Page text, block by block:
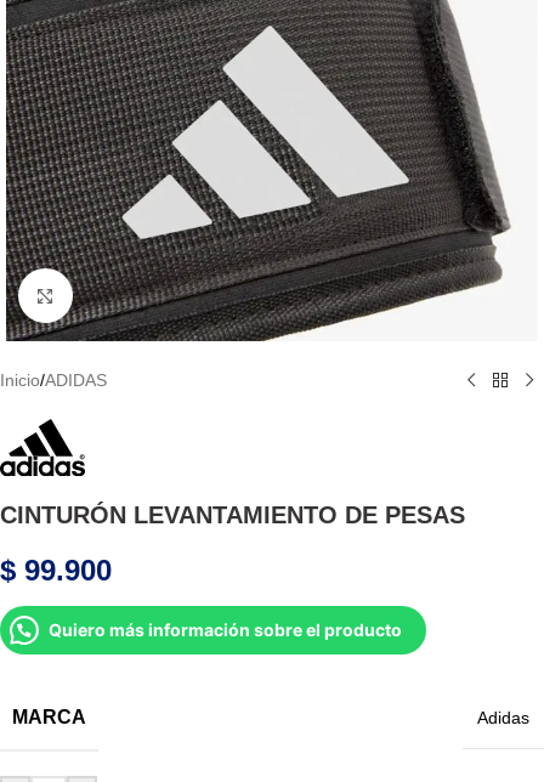
Haga Click para agrandar
Inicio/ADIDAS
CINTURÓN LEVANTAMIENTO DE PESAS
$ 99.900
Quiero más información sobre el producto
MARCA Adidas